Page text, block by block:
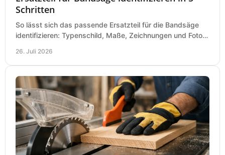
Schritten
So lässt sich das passende Ersatzteil für die Bandsäge
identifizieren: Typenschild, Maße, Zeichnungen und Fotos
26. Juli 2026